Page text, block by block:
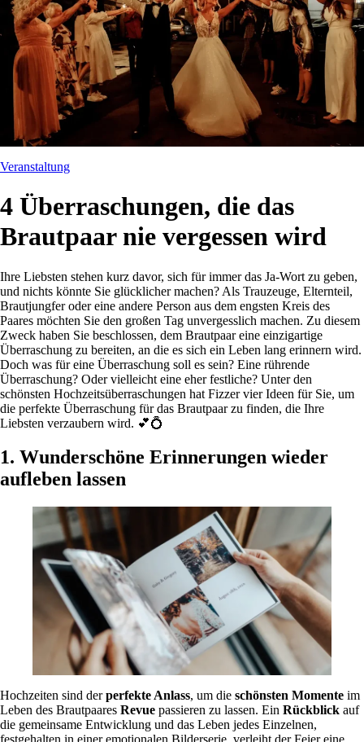
Veranstaltung
4 Überraschungen, die das
Brautpaar nie vergessen wird
Ihre Liebsten stehen kurz davor, sich für immer das Ja-Wort zu geben,
und nichts könnte Sie glücklicher machen? Als Trauzeuge, Elternteil,
Brautjungfer oder eine andere Person aus dem engsten Kreis des
Paares möchten Sie den großen Tag unvergesslich machen. Zu diesem
Zweck haben Sie beschlossen, dem Brautpaar eine einzigartige
Überraschung zu bereiten, an die es sich ein Leben lang erinnern wird.
Doch was für eine Überraschung soll es sein? Eine rührende
Überraschung? Oder vielleicht eine eher festliche? Unter den
schönsten Hochzeitsüberraschungen hat Fizzer vier Ideen für Sie, um
die perfekte Überraschung für das Brautpaar zu finden, die Ihre
Liebsten verzaubern wird. 💕💍
1. Wunderschöne Erinnerungen wieder
aufleben lassen
Hochzeiten sind derperfekte Anlass, um die schönsten Momente im
Leben des Brautpaares Revue passieren zu lassen. Ein Rückblick auf
die gemeinsame Entwicklung und das Leben jedes Einzelnen,